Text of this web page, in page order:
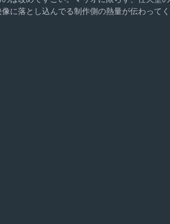
に落とし込んでる制作側の熱量が伝わって